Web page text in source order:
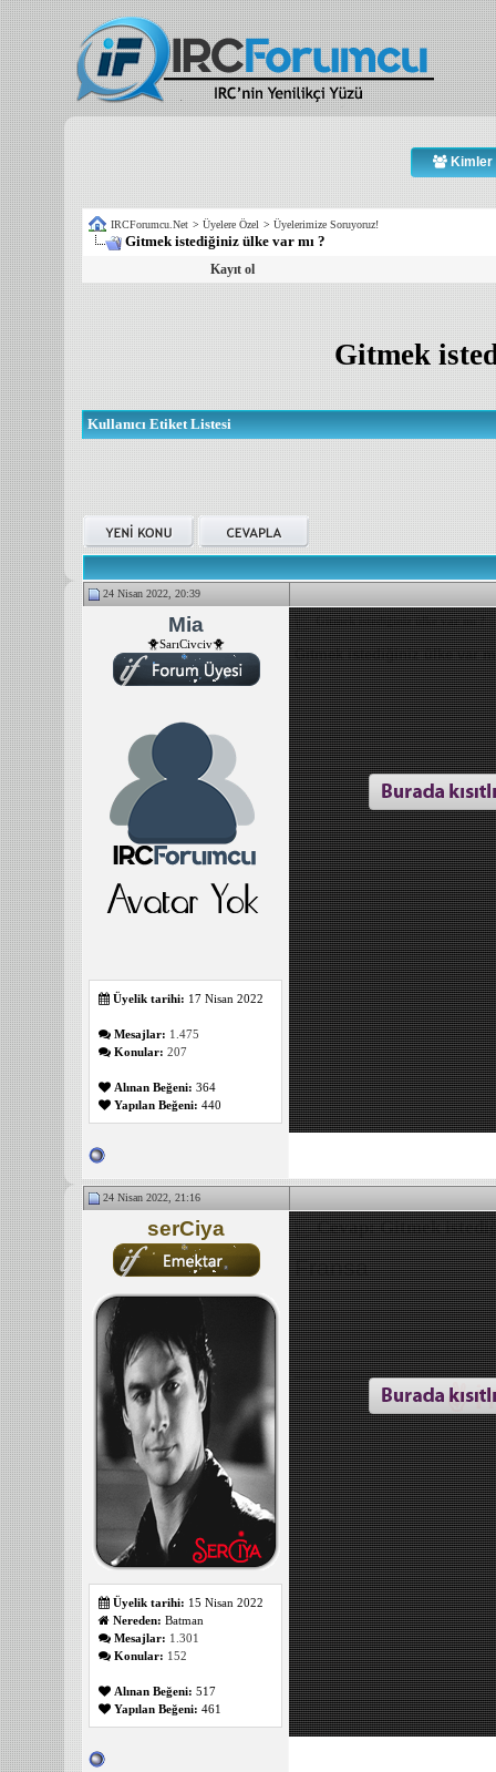
Kimler
IRCForumcu.Net > Üyelere Özel > Üyelerimize Soruyoruz!
Gitmek istediğiniz ülke var mı ?
Kayıt ol
Gitmek
Kullanıcı Etiket Listesi
24 Nisan 2022, 20:39
Mia
🐥SarıCivciv🐥
Üyelik tarihi: 17 Nisan 2022
Mesajlar: 1.475
Konular: 207
Alınan Beğeni: 364
Yapılan Beğeni: 440
Gitmek istediğiniz ülke var mı ?
Gitmek istediğiniz ülke var
24 Nisan 2022, 21:16
serCiya
Üyelik tarihi: 15 Nisan 2022
Nereden: Batman
Mesajlar: 1.301
Konular: 152
Alınan Beğeni: 517
Yapılan Beğeni: 461
Cevap: Gitmek
Fransa
✌️